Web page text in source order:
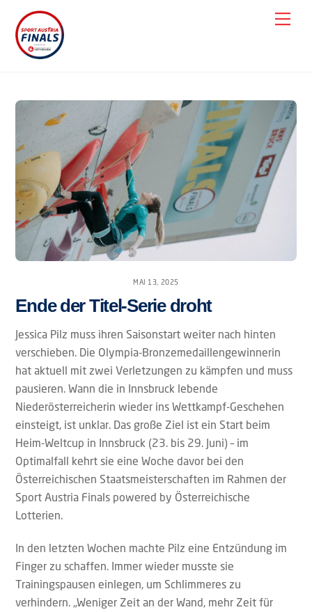
content
MAI 13, 2025
Ende der Titel-Serie droht
Jessica Pilz muss ihren Saisonstart weiter nach hinten
verschieben. Die Olympia-Bronzemedaillengewinnerin
hat aktuell mit zwei Verletzungen zu kämpfen und muss
pausieren. Wann die in Innsbruck lebende
Niederösterreicherin wieder ins Wettkampf-Geschehen
einsteigt, ist unklar. Das große Ziel ist ein Start beim
Heim-Weltcup in Innsbruck (23. bis 29. Juni) – im
Optimalfall kehrt sie eine Woche davor bei den
Österreichischen Staatsmeisterschaften im Rahmen der
Sport Austria Finals powered by Österreichische
Lotterien.
In den letzten Wochen machte Pilz eine Entzündung im
Finger zu schaffen. Immer wieder musste sie
Trainingspausen einlegen, um Schlimmeres zu
verhindern. „Weniger Zeit an der Wand, mehr Zeit für